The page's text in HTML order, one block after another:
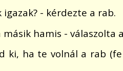
- kérdezte a rab.
másik hamis - válaszolta
ki, ha te volnál a rab